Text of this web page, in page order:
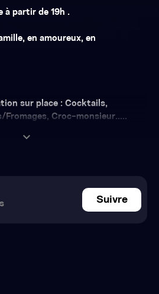
à partir de 19h .
en amoureux, en
sur place : Cocktails,
Croc-monsieur.....
expand_more
Suivre